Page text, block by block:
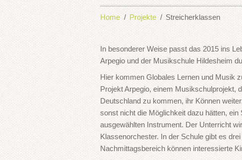
Home Projekte Streicherklassen
In besonderer Weise passt das 2015 ins
Arpegio und der Musikschule Hildesheim
Hier kommen Globales Lernen und Musik
Projekt Arpegio, einem Musikschulprojekt,
Deutschland zu kommen, ihr Können
sonst nicht die Möglichkeit dazu hätten,
ausgewählten Instrument. Der Unterricht
Klassenorchester. In der Schule gibt es
Nachmittagsbereich können interessierte